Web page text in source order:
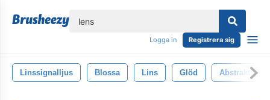
Logga in Registrera sig
Linssignalljus Blossa Lins Glöd Abstrakt